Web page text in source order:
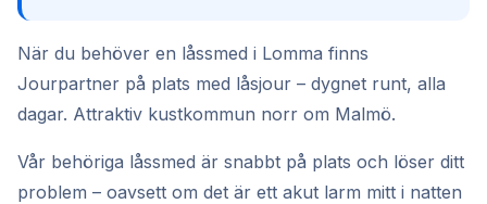
När du behöver en låssmed i Lomma finns
Jourpartner på plats med låsjour – dygnet runt, alla
dagar. Attraktiv kustkommun norr om Malmö.
Vår behöriga låssmed är snabbt på plats och löser ditt
problem – oavsett om det är ett akut larm mitt i natten